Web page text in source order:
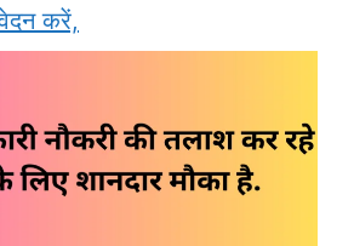
करें,